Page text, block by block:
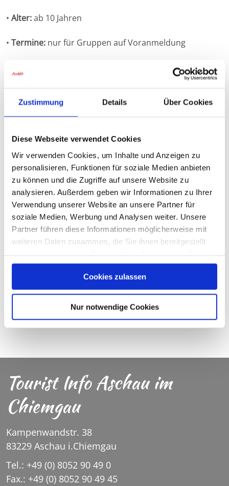
Zustimmung Details Über Cookies
Diese Webseite verwendet Cookies
Wir verwenden Cookies, um Inhalte und Anzeigen zu
personalisieren, Funktionen für soziale Medien anbieten
zu können und die Zugriffe auf unsere Website zu
analysieren. Außerdem geben wir Informationen zu Ihrer
Verwendung unserer Website an unsere Partner für
soziale Medien, Werbung und Analysen weiter. Unsere
Partner führen diese Informationen möglicherweise mit
weiteren Daten zusammen, die Sie ihnen bereitgestellt
gesammelt haben.
Cookies zulassen
Nur notwendige Cookies
• Alter:ab 10 Jahren
• Termine: nur für Gruppen auf Voranmeldung
Hohenaschau,
An der Festhalle 6, 83229 Aschau im Chiemgau
Infos und Buchung für Gruppen:Tourist Info Aschau i.
Chiemgau,
Tel. 08052-904937.
Buchungspreisfür Gruppen: 100,00 Euro pro Gruppe
bis 15 Personen, für jede weitere Person 7,00 Euro (2
Begleitpersonen sind frei).
Die Führung ist leider nicht für Kinderwagen- und
Tourist Info Aschau im
Chiemgau
Kampenwandstr. 38
83229 Aschau i.Chiemgau
Tel.: +49 (0) 8052 90 49 0
Fax.: +49 (0) 8052 90 49 45